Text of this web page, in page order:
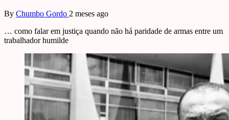
By Chumbo Gordo 2 meses ago
… como falar em justiça quando não há paridade de armas entre um
trabalhador humilde